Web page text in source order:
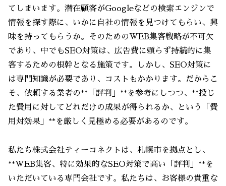
てしまいます。潜在顧客がGoogleなどの検索エンジンで
情報を探す際に、いかに自社の情報を見つけてもらい、興
味を持ってもらうか。そのためのWEB集客戦略が不可欠
であり、中でもSEO対策は、広告費に頼らず持続的に集
客するための根幹となる施策です。しかし、SEO対策に
は専門知識が必要であり、コストもかかります。だからこ
そ、依頼する業者の**「評判」**を参考にしつつ、**投じ
た費用に対してどれだけの成果が得られるか、という「費
用対効果」**を厳しく見極める必要があるのです。
私たち株式会社ティーコネクトは、札幌市を拠点とし、
**WEB集客、特に効果的なSEO対策で高い「評判」**を
いただいている専門会社です。私たちは、お客様の貴重な